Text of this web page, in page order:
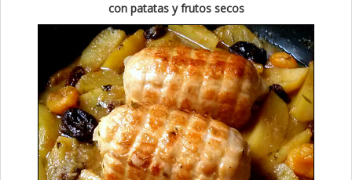
con patatas y frutos secos